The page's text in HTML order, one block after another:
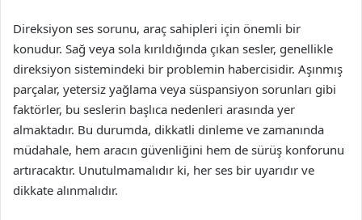
Direksiyon ses sorunu, araç sahipleri için önemli bir
konudur. Sağ veya sola kırıldığında çıkan sesler, genellikle
direksiyon sistemindeki bir problemin habercisidir. Aşınmış
parçalar, yetersiz yağlama veya süspansiyon sorunları gibi
faktörler, bu seslerin başlıca nedenleri arasında yer
almaktadır. Bu durumda, dikkatli dinleme ve zamanında
müdahale, hem aracın güvenliğini hem de sürüş konforunu
artıracaktır. Unutulmamalıdır ki, her ses bir uyarıdır ve
dikkate alınmalıdır.